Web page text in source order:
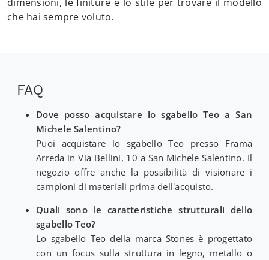
che hai sempre voluto.
FAQ
Dove posso acquistare lo sgabello Teo a San
Michele Salentino?
Puoi acquistare lo sgabello Teo presso Frama
Arreda in Via Bellini, 10 a San Michele Salentino. Il
negozio offre anche la possibilità di visionare i
campioni di materiali prima dell'acquisto.
Quali sono le caratteristiche strutturali dello
sgabello Teo?
Lo sgabello Teo della marca Stones è progettato
con un focus sulla struttura in legno, metallo o